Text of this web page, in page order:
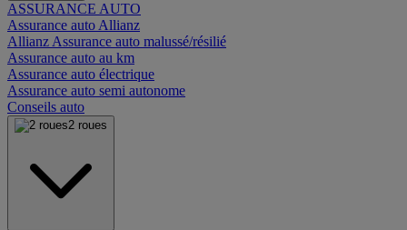
ASSURANCE AUTO
Assurance auto Allianz
Allianz Assurance auto malussé/résilié
Assurance auto au km
Assurance auto électrique
Assurance auto semi autonome
Conseils auto
2 roues